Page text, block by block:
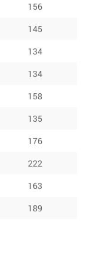
156
145
134
134
158
135
176
222
163
189